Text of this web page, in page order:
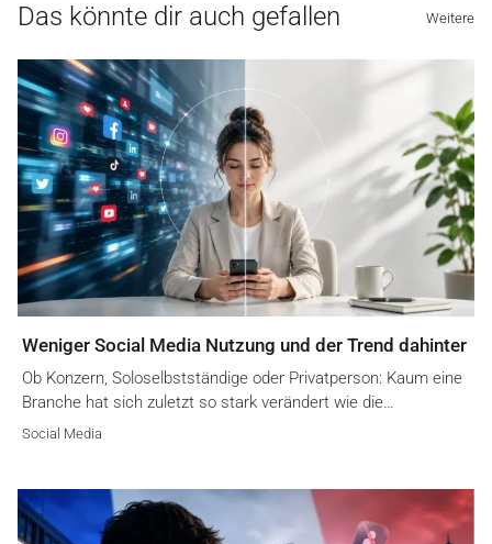
Das könnte dir auch gefallen Weitere
Weniger Social Media Nutzung und der Trend dahinter
Ob Konzern, Soloselbstständige oder Privatperson: Kaum eine
Branche hat sich zuletzt so stark verändert wie die…
Social Media